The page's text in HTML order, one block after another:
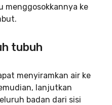
menggosokkannya ke
tubuh
menyiramkan air ke
lanjutkan
badan dari sisi